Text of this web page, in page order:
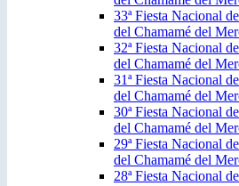
33ª Fiesta Nacional
del Chamamé del
32ª Fiesta Nacional
del Chamamé del
31ª Fiesta Nacional
del Chamamé del
30ª Fiesta Nacional
del Chamamé del
29ª Fiesta Nacional
del Chamamé del
28ª Fiesta Nacional